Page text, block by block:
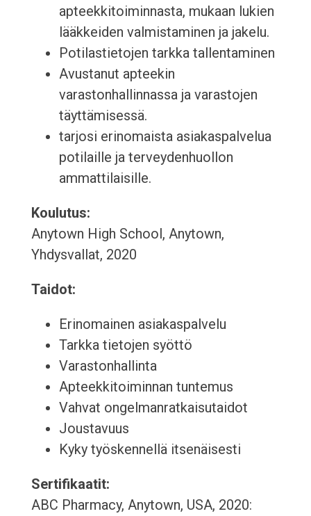
apteekkitoiminnasta, mukaan lukien
lääkkeiden valmistaminen ja jakelu.
Potilastietojen tarkka tallentaminen
Avustanut apteekin
varastonhallinnassa ja varastojen
täyttämisessä.
tarjosi erinomaista asiakaspalvelua
potilaille ja terveydenhuollon
ammattilaisille.
Koulutus:
Anytown High School, Anytown,
Yhdysvallat, 2020
Taidot:
Erinomainen asiakaspalvelu
Tarkka tietojen syöttö
Varastonhallinta
Apteekkitoiminnan tuntemus
Vahvat ongelmanratkaisutaidot
Joustavuus
Kyky työskennellä itsenäisesti
Sertifikaatit:
ABC Pharmacy, Anytown, USA, 2020: